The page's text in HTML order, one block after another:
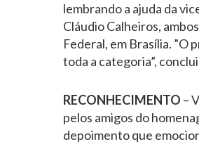
lembrando a ajuda da
Cláudio Calheiros,
Federal, em Brasília.
toda a categoria”,
RECONHECIMENTO –
pelos amigos do
depoimento que